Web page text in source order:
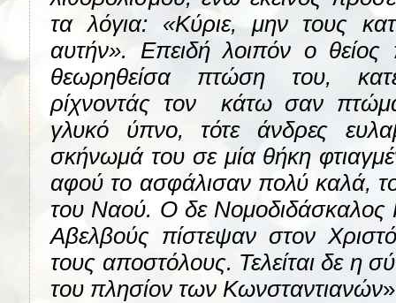
τα λόγια: «Κύριε, μην τους
αυτήν». Επειδή λοιπόν ο
θεωρηθείσα πτώση του,
ρίχνοντάς τον
κάτω σαν
γλυκό ύπνο, τότε άνδρες
σκήνωμά του σε μία θήκη
αφού το ασφάλισαν πολύ καλά,
του Ναού. Ο δε Νομοδιδάσκαλος
Αβελβούς πίστεψαν στον
τους αποστόλους. Τελείται δε η
του πλησίον των Κωνσταντιανών